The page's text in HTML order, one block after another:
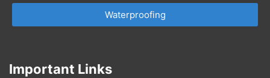
Waterproofing
Important Links